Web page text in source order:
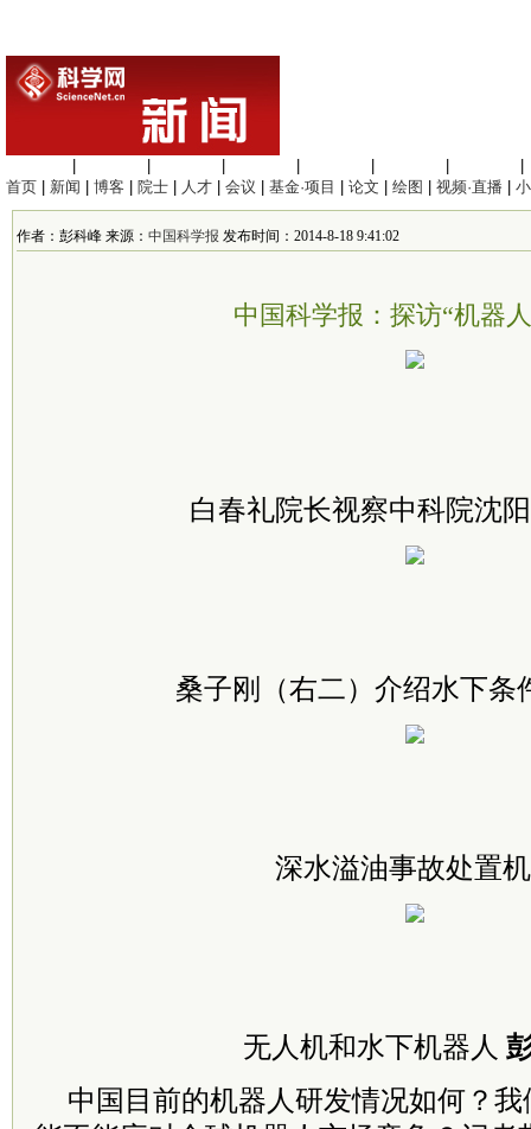
首页
新闻 博客 院士 人才 会议 基金·项目 论文 绘图 视频·直播
作者：彭科峰 来源： 中国科学报 发布时间：2014-8-18 9:41:02
中国科学报：探访“机器
白春礼院长视察中科院沈
桑子刚（右二）介绍水下条
深水溢油事故处置
无人机和水下机器人
中国目前的机器人研发情况如何？